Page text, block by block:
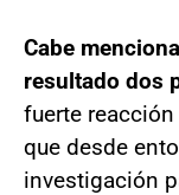
Cabe
resultado dos
fuerte
que desde
investigación